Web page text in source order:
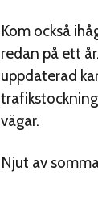
Kom också
redan på ett
uppdaterad
vägar.
Njut av